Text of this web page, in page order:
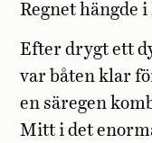
Regnet hängde
Efter drygt ett
var båten klar
en säregen
Mitt i det